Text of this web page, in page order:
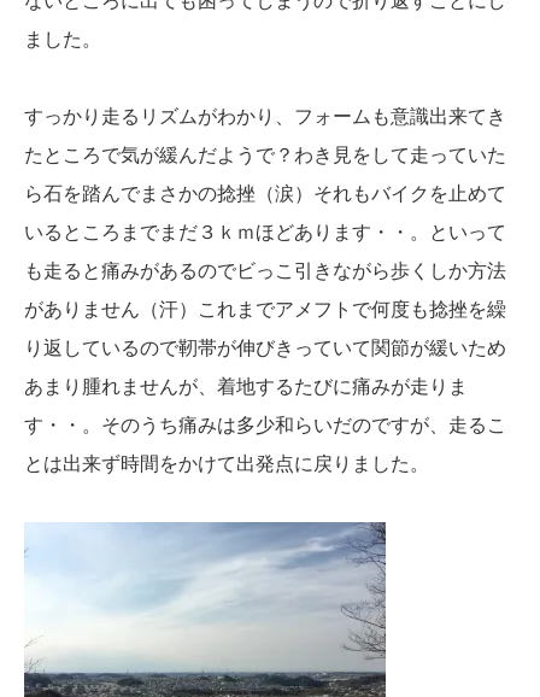
ました。
すっかり走るリズムがわかり、フォームも意識出来てき
たところで気が緩んだようで？わき見をして走っていた
ら石を踏んでまさかの捻挫（涙）それもバイクを止めて
いるところまでまだ３ｋｍほどあります・・。といって
も走ると痛みがあるのでビっこ引きながら歩くしか方法
がありません（汗）これまでアメフトで何度も捻挫を繰
り返しているので靭帯が伸びきっていて関節が緩いため
あまり腫れませんが、着地するたびに痛みが走りま
す・・。そのうち痛みは多少和らいだのですが、走るこ
とは出来ず時間をかけて出発点に戻りました。